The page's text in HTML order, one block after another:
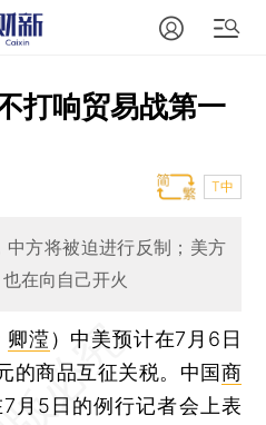
打响贸易战第一
T中
方将被迫进行反制；美方
在向自己开火
卿滢） 中美预计在7月6日
的商品互征关税。中国商
月5日的例行记者会上表